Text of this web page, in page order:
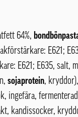
64%,
E621;
E621; E635, salt,
sojaprotein,
ingefära,
kandissocker,